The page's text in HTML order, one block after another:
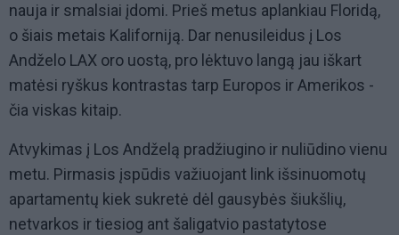
nauja ir smalsiai įdomi. Prieš metus aplankiau Floridą,
o šiais metais Kaliforniją. Dar nenusileidus į Los
Andželo LAX oro uostą, pro lėktuvo langą jau iškart
matėsi ryškus kontrastas tarp Europos ir Amerikos -
čia viskas kitaip.
Atvykimas į Los Andželą pradžiugino ir nuliūdino vienu
metu. Pirmasis įspūdis važiuojant link išsinuomotų
apartamentų kiek sukretė dėl gausybės šiukšlių,
netvarkos ir tiesiog ant šaligatvio pastatytose